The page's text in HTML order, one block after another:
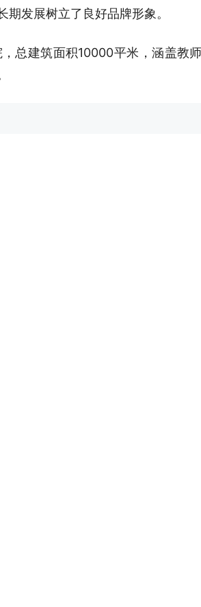
发展树立了良好品牌形象。
总建筑面积10000平米，涵盖教师